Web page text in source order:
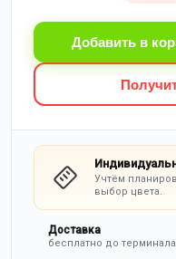
Добавить в
Учтём
выбор цвета.
Доставка
бесплатно до